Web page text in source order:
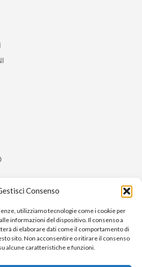
Consenso
utilizziamo tecnologie come i cookie per
informazioni del dispositivo. Il consenso a
di elaborare dati come il comportamento di
sito. Non acconsentire o ritirare il consenso
alcune caratteristiche e funzioni.